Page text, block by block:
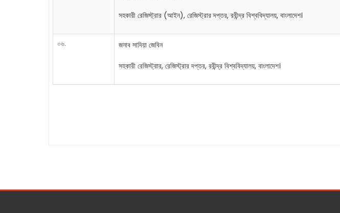
সহকারী রেজিস্ট্রার (আইন), রেজিস্ট্রার দপ্তর, রবীন্দ্র বিশ্ববিদ্যালয়, বাংলাদেশ।
০৬. জনাব সাদিয়া জেবিন
সহকারী রেজিস্ট্রার, রেজিস্ট্রার দপ্তর, রবীন্দ্র বিশ্ববিদ্যালয়, বাংলাদেশ।